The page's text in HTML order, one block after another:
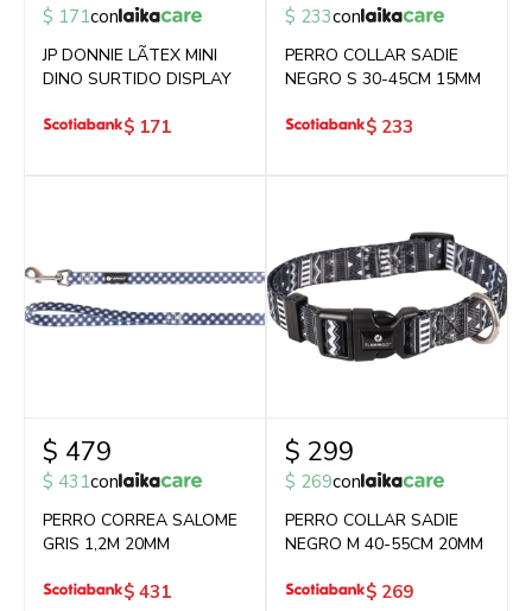
$ 171con
JP DONNIE LÃTEX MINI
DINO SURTIDO DISPLAY
$ 171
$ 233con
PERRO COLLAR SADIE
NEGRO S 30-45CM 15MM
$ 233
$ 479
$ 431con
PERRO CORREA SALOME
GRIS 1,2M 20MM
$ 431
$ 299
$ 269con
PERRO COLLAR SADIE
NEGRO M 40-55CM 20MM
$ 269